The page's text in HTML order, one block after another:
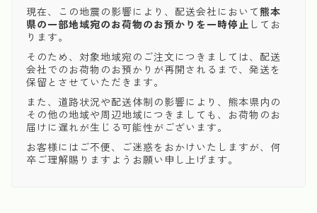
現在、この地震の影響により、配送会社において熊本
県の一部地域宛のお荷物のお預かりを一時停止 してお
ります。
そのため、対象地域宛のご注文につきましては、配送
会社でのお荷物のお預かりが再開されるまで、発送を
保留とさせていただきます。
また、道路状況や配送体制の影響により、熊本県内の
その他の地域や周辺地域につきましても、お荷物のお
届けに遅れが生じる可能性がございます。
お客様にはご不便、ご迷惑をおかけいたしますが、何
卒ご理解賜りますようお願い申し上げます。